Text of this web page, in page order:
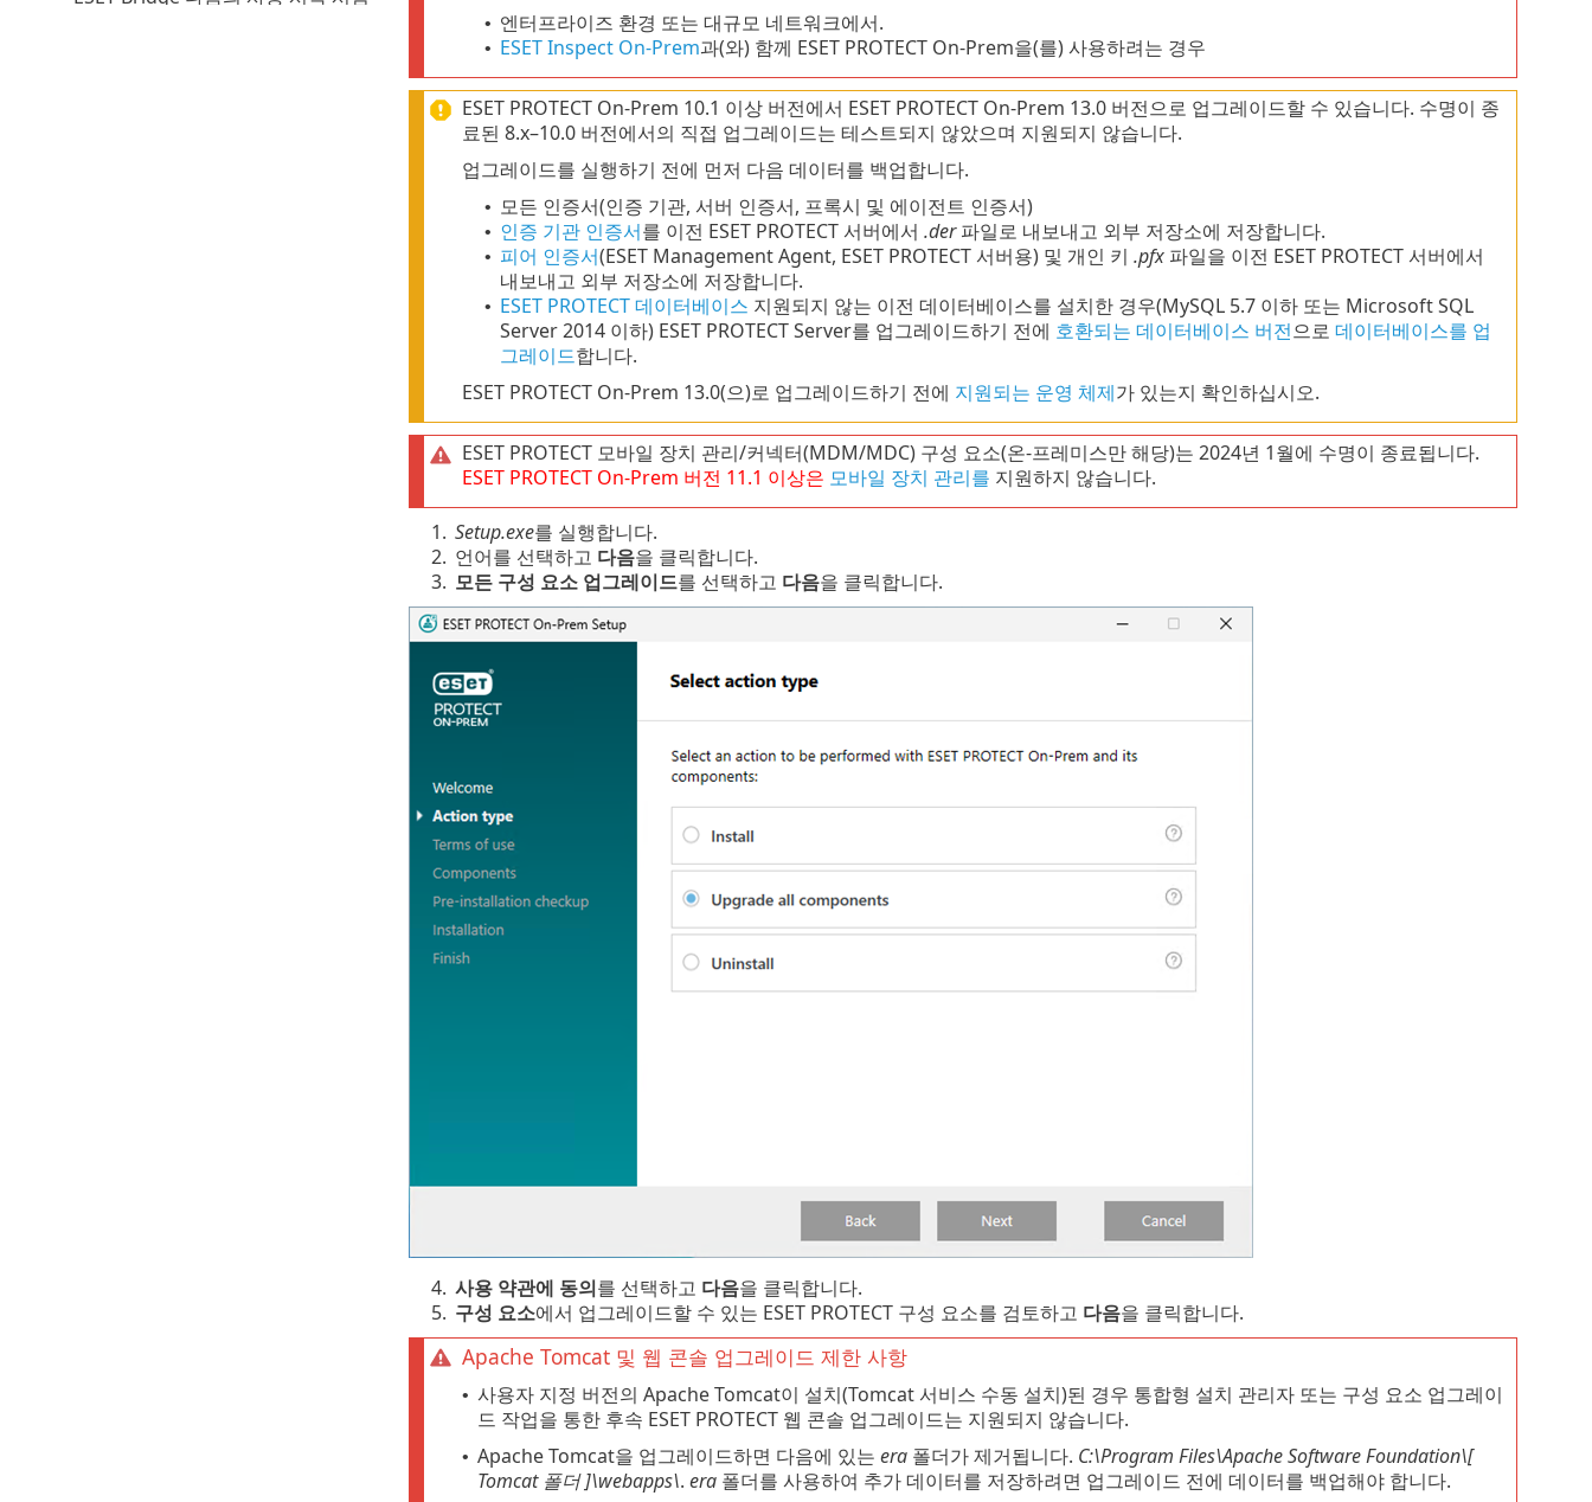
• 엔터프라이즈 환경 또는 대규모 네트워크에서.
• ESET Inspect On-Prem과(와) 함께 ESET PROTECT On-Prem을(를) 사용하려는 경우
ESET PROTECT On-Prem 10.1 이상 버전에서 ESET PROTECT On-Prem 13.0 버전으로 업그레이드할 수 있습니다. 수명이 종
료된 8.x–10.0 버전에서의 직접 업그레이드는 테스트되지 않았으며 지원되지 않습니다.
업그레이드를 실행하기 전에 먼저 다음 데이터를 백업합니다.
• 모든 인증서(인증 기관, 서버 인증서, 프록시 및 에이전트 인증서)
• 인증 기관 인증서를 이전 ESET PROTECT 서버에서 .der파일로 내보내고 외부 저장소에 저장합니다.
• 피어 인증서(ESET Management Agent, ESET PROTECT 서버용) 및 개인 키 .pfx파일을 이전 ESET PROTECT 서버에서
내보내고 외부 저장소에 저장합니다.
• ESET PROTECT 데이터베이스 지원되지 않는 이전 데이터베이스를 설치한 경우(MySQL 5.7 이하 또는 Microsoft SQL
Server 2014 이하) ESET PROTECT Server를 업그레이드하기 전에 호환되는 데이터베이스 버전으로 데이터베이스를 업
그레이드합니다.
ESET PROTECT On-Prem 13.0(으)로 업그레이드하기 전에 지원되는 운영 체제가 있는지 확인하십시오.
ESET PROTECT 모바일 장치 관리/커넥터(MDM/MDC) 구성 요소(온-프레미스만 해당)는 2024년 1월에 수명이 종료됩니다.
ESET PROTECT On-Prem 버전 11.1 이상은 모바일 장치 관리를 지원하지 않습니다.
1. Setup.exe를 실행합니다.
2. 언어를 선택하고 다음을 클릭합니다.
3. 모든 구성 요소 업그레이드를 선택하고 다음을 클릭합니다.
4. 사용 약관에 동의를 선택하고 다음을 클릭합니다.
5. 구성 요소에서 업그레이드할 수 있는 ESET PROTECT 구성 요소를 검토하고 다음을 클릭합니다.
Apache Tomcat 및 웹 콘솔 업그레이드 제한 사항
• 사용자 지정 버전의 Apache Tomcat이 설치(Tomcat 서비스 수동 설치)된 경우 통합형 설치 관리자 또는 구성 요소 업그레이
드 작업을 통한 후속 ESET PROTECT 웹 콘솔 업그레이드는 지원되지 않습니다.
• Apache Tomcat을 업그레이드하면 다음에 있는 era폴더가 제거됩니다. C:\Program Files\Apache Software Foundation\[
Tomcat폴더]\webapps\. era폴더를 사용하여 추가 데이터를 저장하려면 업그레이드 전에 데이터를 백업해야 합니다.